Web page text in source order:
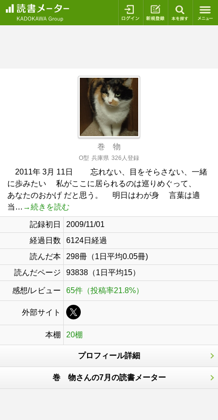
ログイン 新規登録
巻 物
O型 兵庫県 326人登録
2011年 3月 11日 忘れない、目をそらさない、一緒
に歩みたい 私がここに居られるのは巡りめぐって、
あなたのおかげ だと思う。 明日はわが身 言葉は適
当… →続きを読む
記録初日
2009/11/01
経過日数
6124日経過
読んだ本
298冊（1日平均0.05冊)
読んだページ
93838（1日平均15）
感想/レビュー 65件（投稿率21.8%）
外部サイト
本棚 20棚
プロフィール詳細
巻 物さんの7月の読書メーター